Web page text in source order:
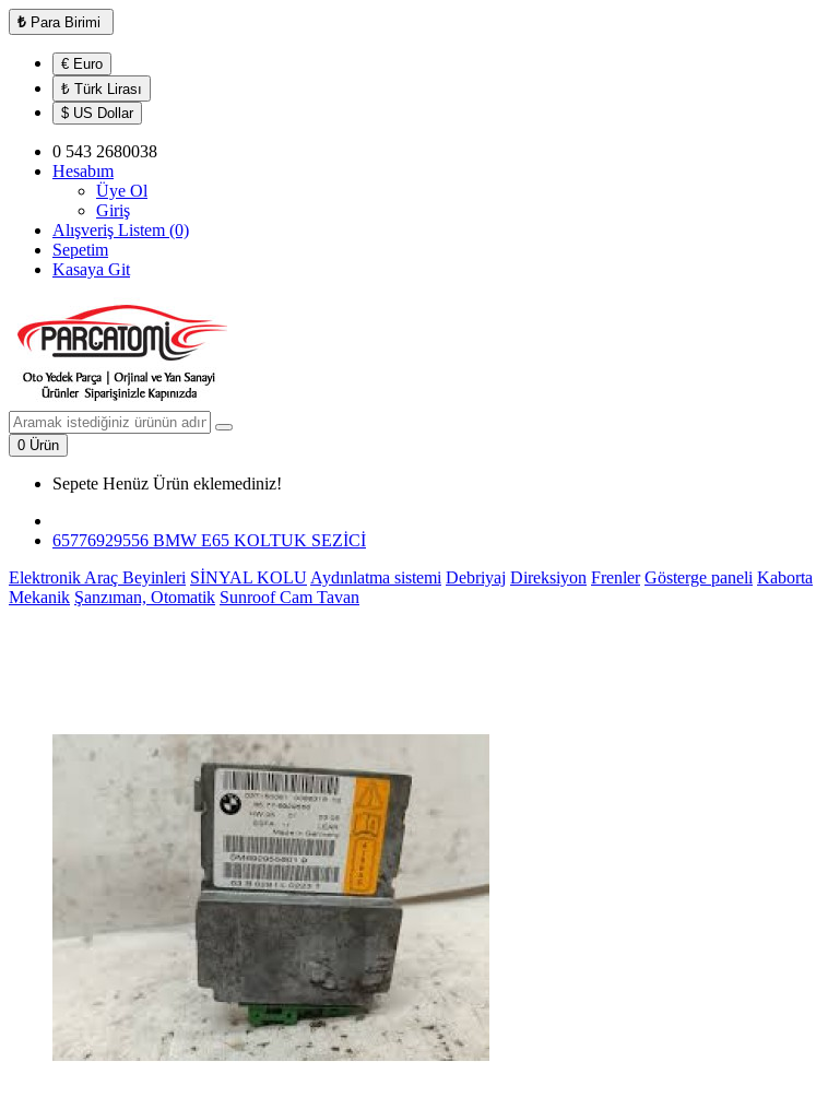
₺ Para Birimi
€ Euro
₺ Türk Lirası
$ US Dollar
0 543 2680038
Hesabım
Üye Ol
Giriş
Alışveriş Listem (0)
Sepetim
Kasaya Git
0 Ürün
Sepete Henüz Ürün eklemediniz!
65776929556 BMW E65 KOLTUK SEZİCİ
Elektronik Araç Beyinleri SİNYAL KOLU Aydınlatma sistemi Debriyaj Direksiyon Frenler Gösterge paneli Kaborta
Mekanik Şanzıman, Otomatik Sunroof Cam Tavan